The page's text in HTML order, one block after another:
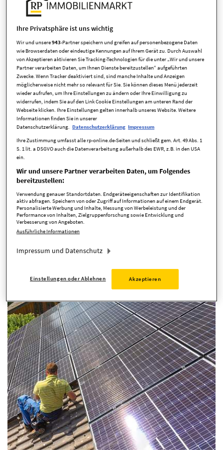
Energiesparen ist das Thema der Stunde. Weniger Gas und
Strom zu verbrauchen, ist nicht nur gut fürs Gewissen -
sondern spart auch bares Geld. Hier kommen die besten
Tipps. Die Energiekrise wirkt sich direkt auf das Leben der
Menschen aus: Gas und...
Von diesen Änderungen können Sie ab
2023 bei Photovoltaikanlagen
profitieren
Ihre Privatsphäre ist uns wichtig
Wir und unsere943-Partner speichern und greifen auf personenbezogene Daten
wie Browserdaten oder eindeutige Kennungen auf Ihrem Gerät zu. Durch Auswahl
von Akzeptieren aktivieren Sie Tracking-Technologien für die unter „Wir und unsere
Partner verarbeiten Daten, um Ihnen Dienste bereitzustellen“ aufgeführten
Zwecke. Wenn Tracker deaktiviert sind, sind manche Inhalte und Anzeigen
möglicherweise nicht mehr so relevant für Sie. Sie können dieses Menü jederzeit
wieder aufrufen, um Ihre Einstellungen zu ändern oder Ihre Einwilligung zu
widerrufen, indem Sie auf den Link Cookie Einstellungen am unteren Rand der
Webseite klicken. Ihre Einstellungen gelten innerhalb unseres Website. Weitere
Informationen finden Sie in unserer
Datenschutzerklärung. Datenschutzerklärung Impressum
Ihre Zustimmung umfasst alle rp-online.de-Seiten und schließt gem. Art. 49 Abs. 1
S. 1 lit. a DSGVO auch die Datenverarbeitung außerhalb des EWR, z.B. in den USA
ein.
Wir und unsere Partner verarbeiten Daten, um Folgendes
bereitzustellen:
Verwendung genauer Standortdaten. Endgeräteeigenschaften zur Identifikation
aktiv abfragen. Speichern von oder Zugriff auf Informationen auf einem Endgerät.
Personalisierte Werbung und Inhalte, Messung von Werbeleistung und der
Performance von Inhalten, Zielgruppenforschung sowie Entwicklung und
Verbesserung von Angeboten.
Ausführliche Informationen
Impressum und Datenschutz
Einstellungen oder Ablehnen Akzeptieren